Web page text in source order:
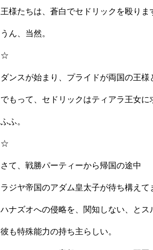
王様たちは、蒼白でセドリックを殴りま
うん、当然。
☆
ダンスが始まり、プライドが両国の王様
でもって、セドリックはティアラ王女に
ふふ。
☆
さて、戦勝パーティーから帰国の途中
ラジヤ帝国のアダム皇太子が待ち構えて
ハナズオへの侵略を、関知しない、と
彼も特殊能力の持ち主らしい。